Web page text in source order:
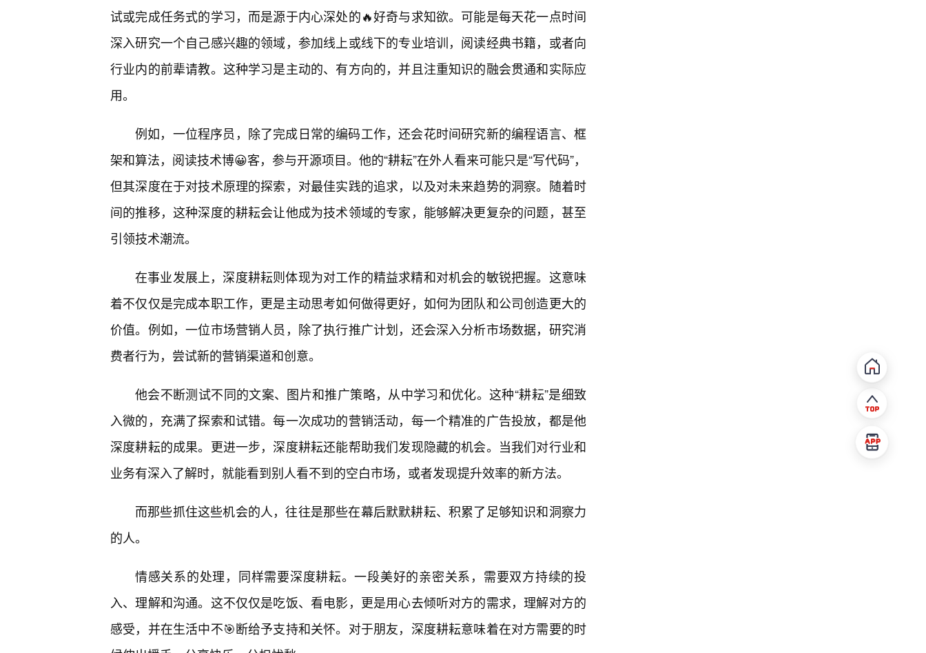
试或完成任务式的学习，而是源于内心深处的🔥好奇与求知欲。可能是每天花一点时间
深入研究一个自己感兴趣的领域，参加线上或线下的专业培训，阅读经典书籍，或者向
行业内的前辈请教。这种学习是主动的、有方向的，并且注重知识的融会贯通和实际应
用。
例如，一位程序员，除了完成日常的编码工作，还会花时间研究新的编程语言、框
架和算法，阅读技术博😀客，参与开源项目。他的“耕耘”在外人看来可能只是“写代码”，
但其深度在于对技术原理的探索，对最佳实践的追求，以及对未来趋势的洞察。随着时
间的推移，这种深度的耕耘会让他成为技术领域的专家，能够解决更复杂的问题，甚至
引领技术潮流。
在事业发展上，深度耕耘则体现为对工作的精益求精和对机会的敏锐把握。这意味
着不仅仅是完成本职工作，更是主动思考如何做得更好，如何为团队和公司创造更大的
价值。例如，一位市场营销人员，除了执行推广计划，还会深入分析市场数据，研究消
费者行为，尝试新的营销渠道和创意。
他会不断测试不同的文案、图片和推广策略，从中学习和优化。这种“耕耘”是细致
入微的，充满了探索和试错。每一次成功的营销活动，每一个精准的广告投放，都是他
深度耕耘的成果。更进一步，深度耕耘还能帮助我们发现隐藏的机会。当我们对行业和
业务有深入了解时，就能看到别人看不到的空白市场，或者发现提升效率的新方法。
而那些抓住这些机会的人，往往是那些在幕后默默耕耘、积累了足够知识和洞察力
的人。
情感关系的处理，同样需要深度耕耘。一段美好的亲密关系，需要双方持续的投
入、理解和沟通。这不仅仅是吃饭、看电影，更是用心去倾听对方的需求，理解对方的
感受，并在生活中不🎯断给予支持和关怀。对于朋友，深度耕耘意味着在对方需要的时